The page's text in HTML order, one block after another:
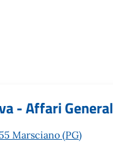
- Affari
Marsciano (PG)